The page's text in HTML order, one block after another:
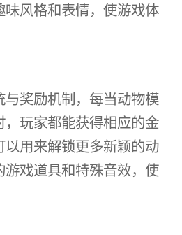
风格和表情，使游戏体
与奖励机制，每当动物模
玩家都能获得相应的金
以用来解锁更多新颖的动
戏道具和特殊音效，使